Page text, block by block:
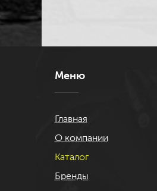
Меню
Главная
О компании
Каталог
Бренды